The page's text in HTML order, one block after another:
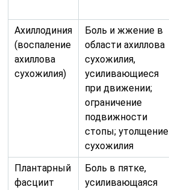
Ахиллодиния
(воспаление
ахиллова
сухожилия)
Боль и жжение в
области ахиллова
сухожилия,
усиливающиеся
при движении;
ограничение
подвижности
стопы; утолщение
сухожилия
Плантарный
фасциит
Боль в пятке,
усиливающаяся